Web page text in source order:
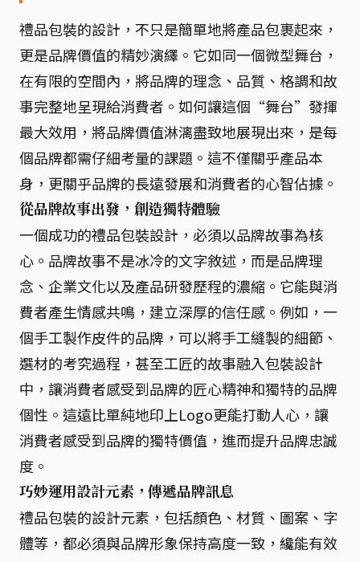
禮品包裝的設計，不只是簡單地將產品包裹起來，
更是品牌價值的精妙演繹。它如同一個微型舞台，
在有限的空間內，將品牌的理念、品質、格調和故
事完整地呈現給消費者。如何讓這個“舞台”發揮
最大效用，將品牌價值淋漓盡致地展現出來，是每
個品牌都需仔細考量的課題。這不僅關乎產品本
身，更關乎品牌的長遠發展和消費者的心智佔據。
從品牌故事出發，創造獨特體驗
一個成功的禮品包裝設計，必須以品牌故事為核
心。品牌故事不是冰冷的文字敘述，而是品牌理
念、企業文化以及產品研發歷程的濃縮。它能與消
費者產生情感共鳴，建立深厚的信任感。例如，一
個手工製作皮件的品牌，可以將手工縫製的細節、
選材的考究過程，甚至工匠的故事融入包裝設計
中，讓消費者感受到品牌的匠心精神和獨特的品牌
個性。這遠比單純地印上Logo更能打動人心，讓
消費者感受到品牌的獨特價值，進而提升品牌忠誠
度。
巧妙運用設計元素，傳遞品牌訊息
禮品包裝的設計元素，包括顏色、材質、圖案、字
體等，都必須與品牌形象保持高度一致，纔能有效